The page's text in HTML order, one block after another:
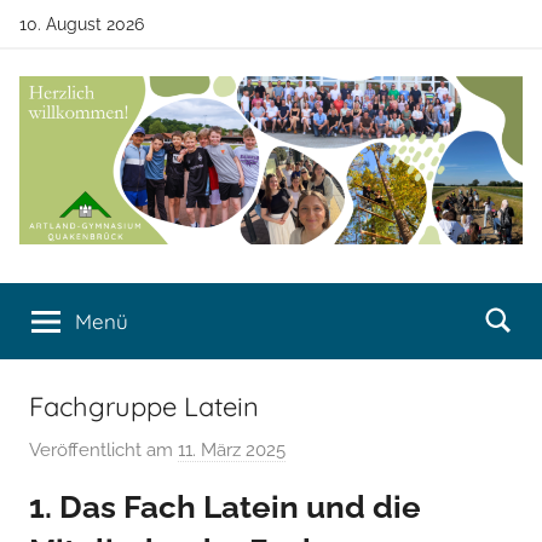
Zum
springen
10. August 2026
Artland-
Gymnasium
Quakenbrück
Quakenbrück
Menü
Fachgruppe Latein
Veröffentlicht am 11. März 2025
n
1. Das Fach Latein und die